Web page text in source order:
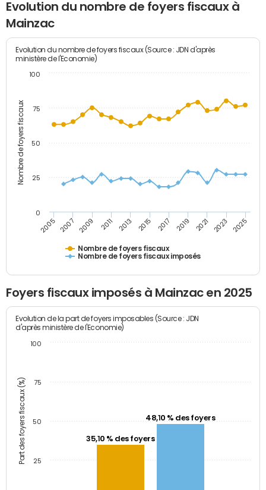
Evolution du nombre de foyers fiscaux à
Mainzac
Nombre de foyers fiscaux
Evolution du nombre de foyers fiscaux (Source : JDN d'après
ministère de l'Economie)
Nombre de foyers fiscaux
Nombre de foyers fiscaux imposés
2005 2007 2009 2011 2013 2015 2017 2019 2021 2023 2025
0
25
50
75
100
Foyers fiscaux imposés à Mainzac en 2025
Part des foyers fiscaux (%)
Evolution de la part de foyers imposables (Source : JDN
d'après ministère de l'Economie)
35,10 % des foyers
48,10 % des foyers
25
50
75
100